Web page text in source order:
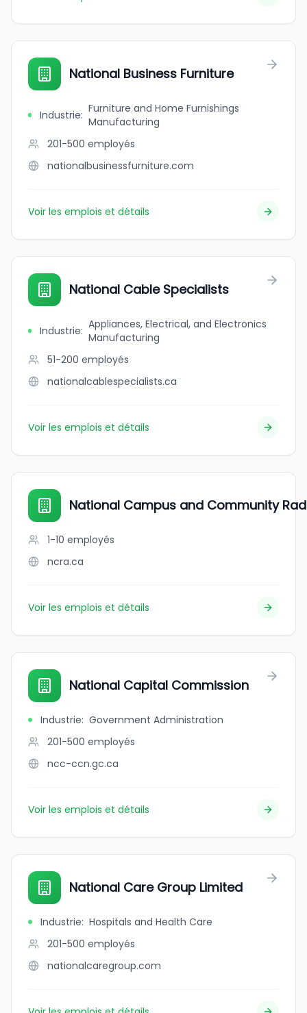
National Business Furniture
Industrie: Furniture and Home Furnishings
Manufacturing
201-500 employés
nationalbusinessfurniture.com
Voir les emplois et détails
National Cable Specialists
Industrie: Appliances, Electrical, and Electronics
Manufacturing
51-200 employés
nationalcablespecialists.ca
Voir les emplois et détails
National Campus and Community
1-10 employés
ncra.ca
Voir les emplois et détails
National Capital Commission
Industrie: Government Administration
201-500 employés
ncc-ccn.gc.ca
Voir les emplois et détails
National Care Group Limited
Industrie: Hospitals and Health Care
201-500 employés
nationalcaregroup.com